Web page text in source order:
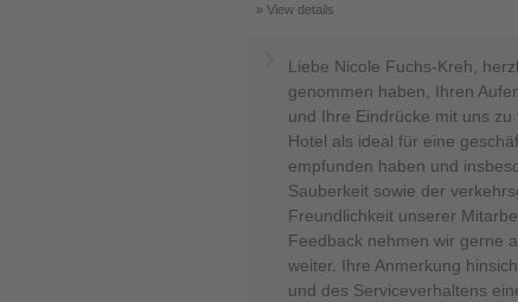
View details
Liebe Nicole Fuchs-Kreh,
genommen haben, Ihren
und Ihre Eindrücke mit uns
Hotel als ideal für eine
empfunden haben und
Sauberkeit sowie der
Freundlichkeit unserer
Feedback nehmen wir gerne
weiter. Ihre Anmerkung
und des Serviceverhaltens